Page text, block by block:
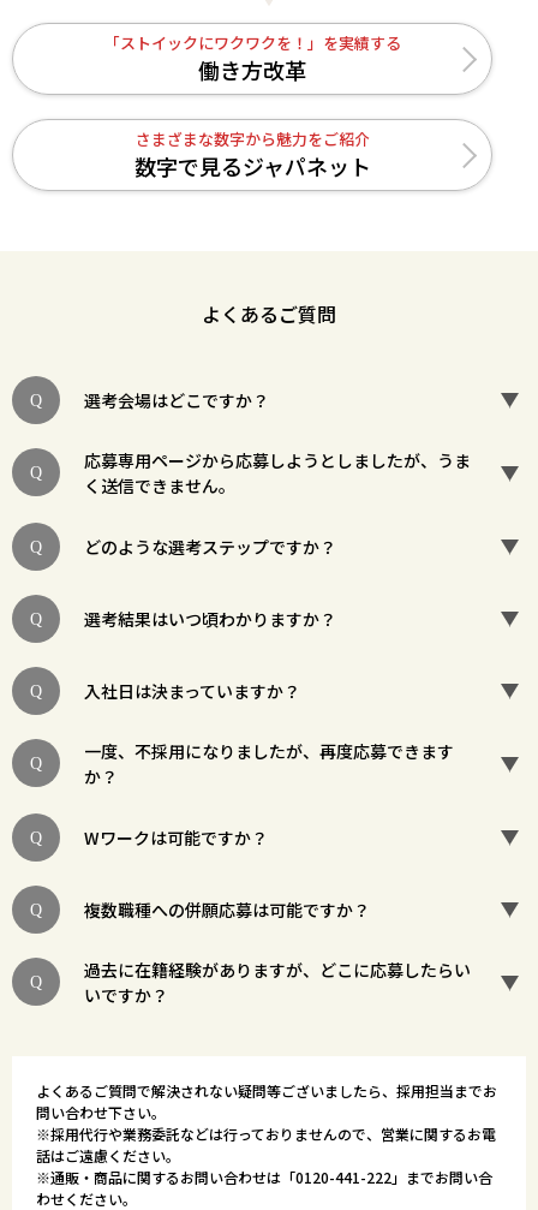
「ストイックにワクワクを！」を実績する
働き方改革
さまざまな数字から魅力をご紹介
数字で見るジャパネット
よくあるご質問
選考会場はどこですか？
応募専用ページから応募しようとしましたが、うま
く送信できません。
どのような選考ステップですか？
選考結果はいつ頃わかりますか？
入社日は決まっていますか？
一度、不採用になりましたが、再度応募できます
か？
Wワークは可能ですか？
複数職種への併願応募は可能ですか？
過去に在籍経験がありますが、どこに応募したらい
いですか？
よくあるご質問で解決されない疑問等ございましたら、採用担当までお
問い合わせ下さい。
※採用代行や業務委託などは行っておりませんので、営業に関するお電
話はご遠慮ください。
※通販・商品に関するお問い合わせは「0120-441-222」までお問い合
わせください。